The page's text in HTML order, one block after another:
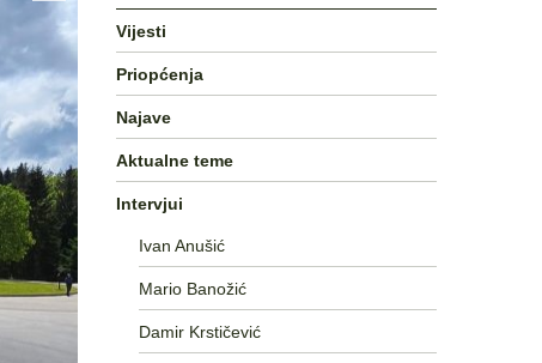
Vijesti
Priopćenja
Najave
Aktualne teme
Intervjui
Ivan Anušić
Mario Banožić
Damir Krstičević